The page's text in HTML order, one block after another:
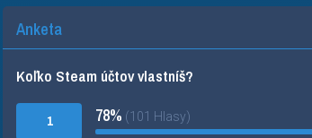
Anketa
Koľko Steam účtov vlastníš?
1 78% (101 Hlasy)